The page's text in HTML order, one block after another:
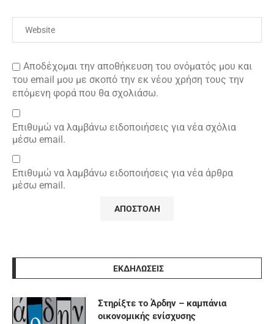
Αποδέχομαι την αποθήκευση του ονόματός μου και
του email μου με σκοπό την εκ νέου χρήση τους την
επόμενη φορά που θα σχολιάσω.
Επιθυμώ να λαμβάνω ειδοποιήσεις για νέα σχόλια
μέσω email.
Επιθυμώ να λαμβάνω ειδοποιήσεις για νέα άρθρα
μέσω email.
ΕΚΔΗΛΩΣΕΙΣ
Στηρίξτε το Άρδην – καμπάνια
οικονομικής ενίσχυσης